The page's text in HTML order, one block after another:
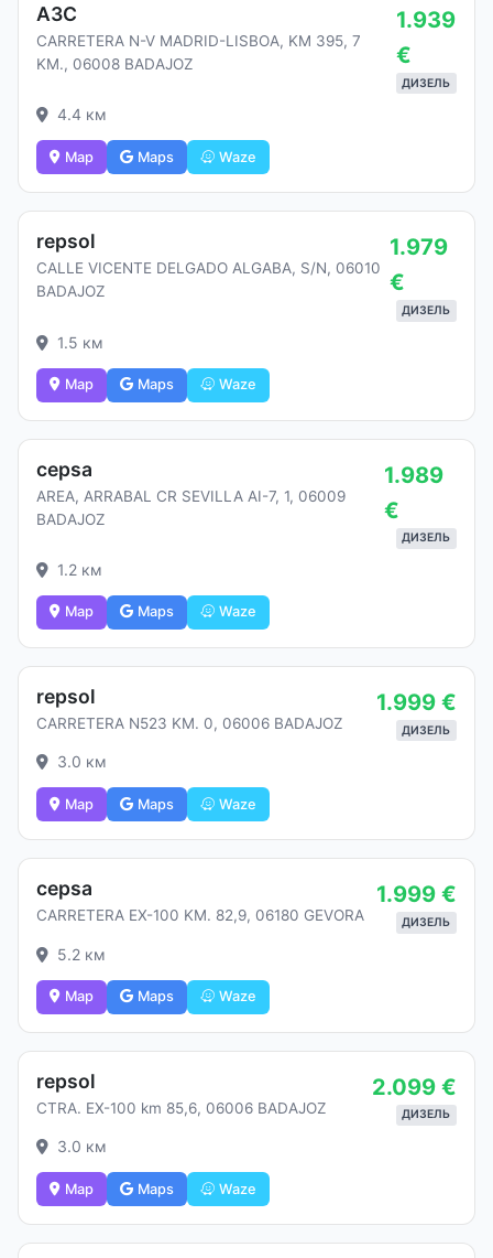
АЗС
CARRETERA N-V MADRID-LISBOA, KM 395, 7
KM., 06008 BADAJOZ
1.939
€
ДИЗЕЛЬ
4.4 км
Map Maps Waze
repsol
CALLE VICENTE DELGADO ALGABA, S/N, 06010
BADAJOZ
1.979
€
ДИЗЕЛЬ
1.5 км
Map Maps Waze
cepsa
AREA, ARRABAL CR SEVILLA AI-7, 1, 06009
BADAJOZ
1.989
€
ДИЗЕЛЬ
1.2 км
Map Maps Waze
repsol
CARRETERA N523 KM. 0, 06006 BADAJOZ
1.999 €
ДИЗЕЛЬ
3.0 км
Map Maps Waze
cepsa
CARRETERA EX-100 KM. 82,9, 06180 GEVORA
1.999 €
ДИЗЕЛЬ
5.2 км
Map Maps Waze
repsol
CTRA. EX-100 km 85,6, 06006 BADAJOZ
2.099 €
ДИЗЕЛЬ
3.0 км
Map Maps Waze